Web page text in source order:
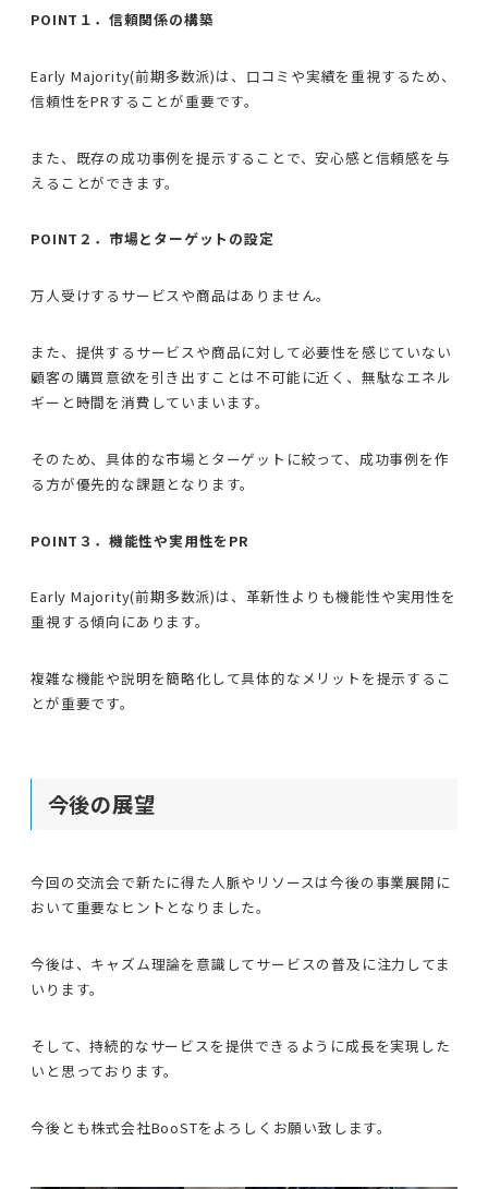
POINT１．信頼関係の構築
Early Majority(前期多数派)は、口コミや実績を重視するため、
信頼性をPRすることが重要です。
また、既存の成功事例を提示することで、安心感と信頼感を与
えることができます。
POINT２．市場とターゲットの設定
万人受けするサービスや商品はありません。
また、提供するサービスや商品に対して必要性を感じていない
顧客の購買意欲を引き出すことは不可能に近く、無駄なエネル
ギーと時間を消費していまいます。
そのため、具体的な市場とターゲットに絞って、成功事例を作
る方が優先的な課題となります。
POINT３．機能性や実用性をPR
Early Majority(前期多数派)は、革新性よりも機能性や実用性を
重視する傾向にあります。
複雑な機能や説明を簡略化して具体的なメリットを提示するこ
とが重要です。
今後の展望
今回の交流会で新たに得た人脈やリソースは今後の事業展開に
おいて重要なヒントとなりました。
今後は、キャズム理論を意識してサービスの普及に注力してま
いります。
そして、持続的なサービスを提供できるように成長を実現した
いと思っております。
今後とも株式会社BooSTをよろしくお願い致します。